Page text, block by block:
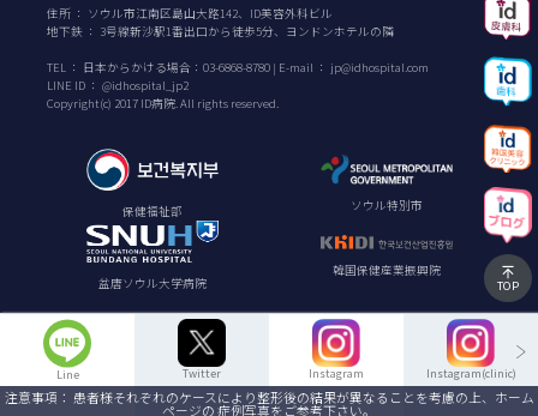
Line Twitter Instagram Instagram(clinic)
住所 ： ソウル市江南区島山大路142、ID美容外科ビル
地下鉄 ： 3号線新沙駅1番出口から徒歩5分、ヨンドンホテルの隣
TEL ： 日本からかける場合： 03-6868-8780 | E-mail ： jp@idhospital.com
LINE ID ： @idhospital_jp2
Copyright(c) 2017 ID病院. All rights reserved.
保健福祉部 ソウル特別市
盆唐ソウル大学病院
韓国保健産業振興院
TOP
注意事項： 患者様それぞれのケースにより整形後の結果が異なることを考慮の上、ホーム
ページの 症例写真をご参考下さい。